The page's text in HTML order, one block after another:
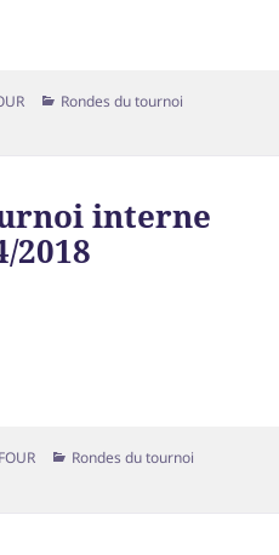
Rondes du tournoi
interne
2018
Rondes du tournoi